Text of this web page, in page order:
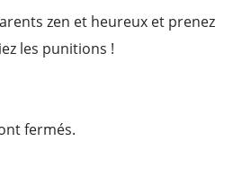
zen et heureux et prenez
les punitions !
fermés.